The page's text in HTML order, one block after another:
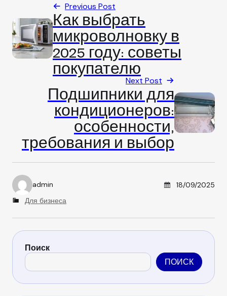
Previous Post
Как выбрать
микроволновку в
2025 году: советы
покупателю
Next Post
Подшипники для
кондиционеров:
особенности,
требования и выбор
A
u
h
r
admin Posted on
18/09/2025
C
t
o
r
i
s
Для бизнеса
Поиск
ПОИСК